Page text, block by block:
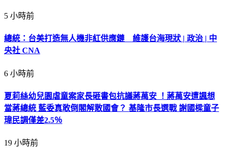
5 小時前
總統：台美打造無人機非紅供應鏈 維護台海現狀 | 政治 | 中
央社 CNA
6 小時前
夏莉絲幼兒園虐童案家長砸書包抗議蔣萬安 ！蔣萬安遭諷想
當蔣總統 藍委真敢倒閣解散國會？ 基隆市長選戰 謝國樑童子
瑋民調僅差2.5％
19 小時前